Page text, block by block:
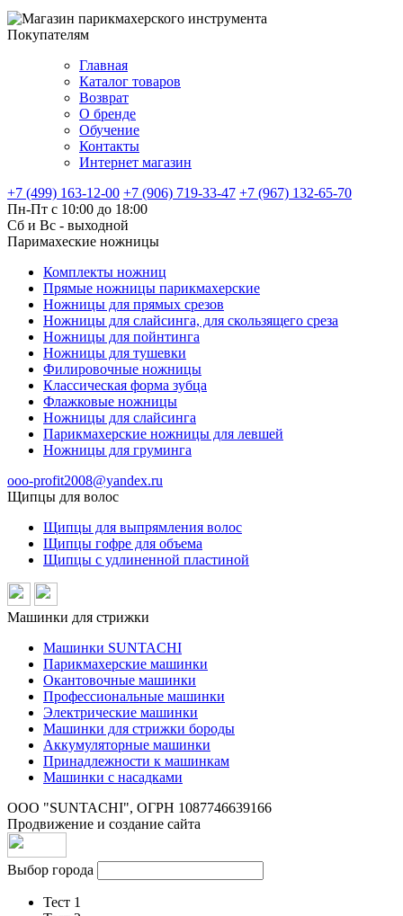
Покупателям
Главная
Каталог товаров
Возврат
О бренде
Обучение
Контакты
Интернет магазин
+7 (499) 163-12-00 +7 (906) 719-33-47 +7 (967) 132-65-70
Пн-Пт с 10:00 до 18:00
Сб и Вс - выходной
Паримахеские ножницы
Комплекты ножниц
Прямые ножницы парикмахерские
Ножницы для прямых срезов
Ножницы для слайсинга, для скользящего среза
Ножницы для пойнтинга
Ножницы для тушевки
Филировочные ножницы
Классическая форма зубца
Флажковые ножницы
Ножницы для слайсинга
Парикмахерские ножницы для левшей
Ножницы для груминга
ooo-profit2008@yandex.ru
Щипцы для волос
Щипцы для выпрямления волос
Щипцы гофре для объема
Щипцы с удлиненной пластиной
Машинки для стрижки
Машинки SUNTACHI
Парикмахерские машинки
Окантовочные машинки
Профессиональные машинки
Электрические машинки
Машинки для стрижки бороды
Аккумуляторные машинки
Принадлежности к машинкам
Машинки с насадками
ООО "SUNTACHI", ОГРН 1087746639166
Продвижение и создание сайта
Выбор города
Тест 1